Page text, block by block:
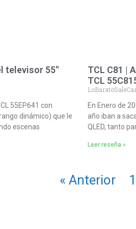
televisor 55″
55EP641 con
dinámico) que le
escenas
TCL C81 |
TCL
En Enero de
año iban a
QLED, tanto
Leer reseña »
« Anterior 1